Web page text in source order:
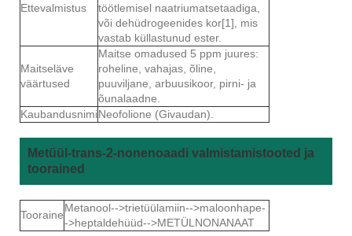
Ettevalmistus
töötlemisel naatriumatsetaadiga,
või dehüdrogeenides kor[1], mis
vastab küllastunud ester.
Maitseläve
väärtused
Maitse omadused 5 ppm juures:
roheline, vahajas, õline,
puuviljane, arbuusikoor, pirni- ja
õunalaadne.
KaubandusnimiNeofolione (Givaudan).
Metüül-trans-2-nonenoaadi valmistamistooted ja
toorained
Tooraine
Metanool-->trietüülamiin-->maloonhape-
->heptaldehüüd-->METÜLNONANAAT